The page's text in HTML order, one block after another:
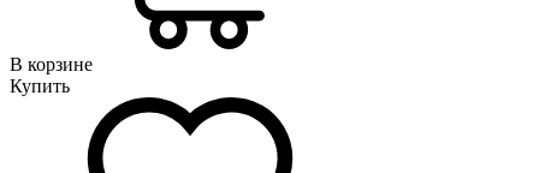
В корзине
Купить